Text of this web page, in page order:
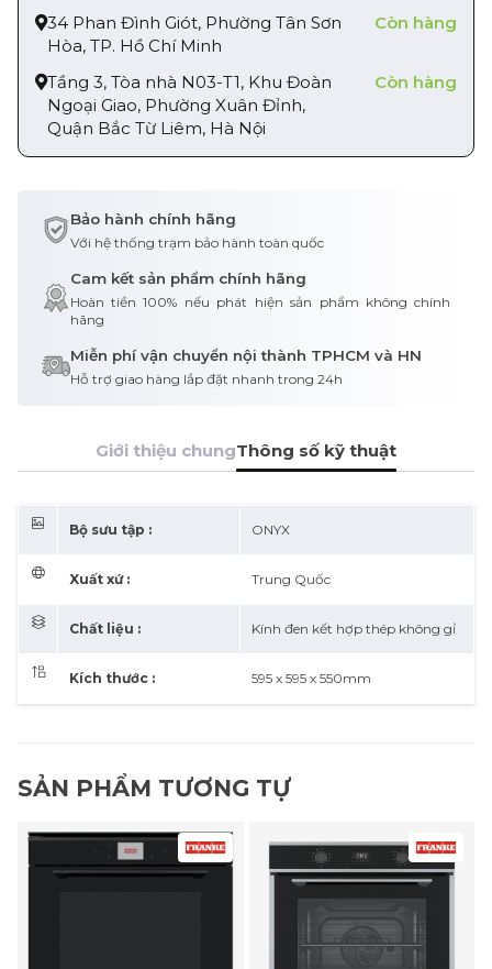
34 Phan Đình Giót, Phường Tân Sơn
Hòa, TP. Hồ Chí Minh
Còn hàng
Tầng 3, Tòa nhà N03-T1, Khu Đoàn
Ngoại Giao, Phường Xuân Đỉnh,
Quận Bắc Từ Liêm, Hà Nội
Còn hàng
Bảo hành chính hãng
Với hệ thống trạm bảo hành toàn quốc
Cam kết sản phẩm chính hãng
Hoàn tiền 100% nếu phát hiện sản phẩm không chính
hãng
Miễn phí vận chuyển nội thành TPHCM và HN
Hỗ trợ giao hàng lắp đặt nhanh trong 24h
Giới thiệu chungThông số kỹ thuật
Bộ sưu tập : ONYX
Xuất xứ : Trung Quốc
Chất liệu : Kính đen kết hợp thép không gỉ
Kích thước : 595 x 595 x 550mm
SẢN PHẨM TƯƠNG TỰ